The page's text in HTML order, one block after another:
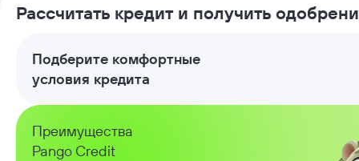
Рассчитать кредит и получить
Подберите комфортные
условия кредита
Преимущества
Pango Credit